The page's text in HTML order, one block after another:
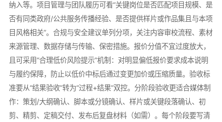
纳入等。项目管理与团队履历可看“关键岗位是否匹配项目规模、是
否有同类政府/公共服务传播经验、是否提供样片或作品集且与本项
目风格相关”。合规与安全建议单列分项，关注内容审校流程、素材
来源管理、数据存储与传输、保密措施。报价分值不宜过度放大，
且可采用“合理低价风险提示”机制：对明显偏低报价要求成本说明
与履约保障，防止以低价中标后通过变更加价或压缩质量。验收标
准要从“结果验收”转为“过程+结果”双控。分阶段验收更适合媒体制
作：策划/大纲确认、脚本或分镜确认、样片或关键段落确认、初
剪、精剪、定稿交付、发布后复盘材料（如需）。每个阶段要写清